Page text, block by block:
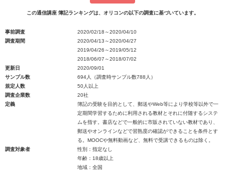
この通信講座 簿記ランキングは、オリコンの以下の調査に基づいています。
事前調査
2020/02/18～2020/04/10
調査期間
2020/04/13～2020/04/27
2019/04/26～2019/05/12
2018/06/07～2018/07/02
更新日
2020/09/01
サンプル数
694人（調査時サンプル数788人）
規定人数
50人以上
調査企業数
20社
定義
簿記の受験を目的として、郵送やWeb等により学校等以外で一
定期間学習するために利用される教材とそれに付随するシステ
ムを指す。書店などで一般的に市販されていない教材であり、
郵送やオンラインなどで習熟度の確認ができることを条件とす
る。MOOCや無料動画など、無料で受講できるものは除く。
調査対象者
性別：指定なし
年齢：18歳以上
地域：全国